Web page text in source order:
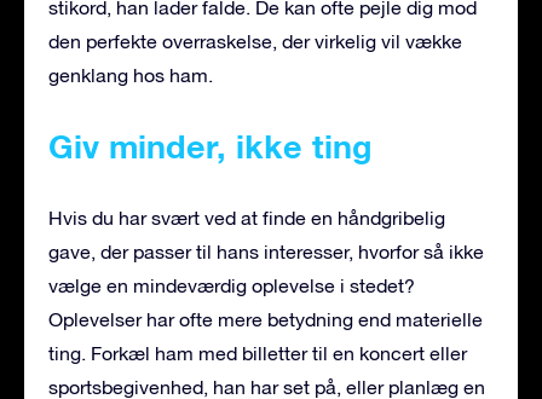
stikord, han lader falde. De kan ofte pejle dig mod
den perfekte overraskelse, der virkelig vil vække
genklang hos ham.
Giv minder, ikke ting
Hvis du har svært ved at finde en håndgribelig
gave, der passer til hans interesser, hvorfor så ikke
vælge en mindeværdig oplevelse i stedet?
Oplevelser har ofte mere betydning end materielle
ting. Forkæl ham med billetter til en koncert eller
sportsbegivenhed, han har set på, eller planlæg en